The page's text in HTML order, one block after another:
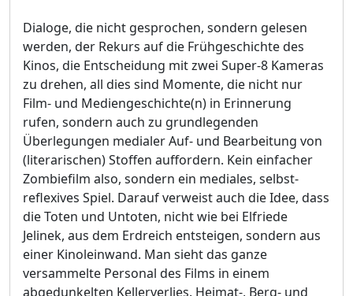
Dialoge, die nicht gesprochen, sondern gelesen
werden, der Rekurs auf die Frühgeschichte des
Kinos, die Entscheidung mit zwei Super-8 Kameras
zu drehen, all dies sind Momente, die nicht nur
Film- und Mediengeschichte(n) in Erinnerung
rufen, sondern auch zu grundlegenden
Überlegungen medialer Auf- und Bearbeitung von
(literarischen) Stoffen auffordern. Kein einfacher
Zombiefilm also, sondern ein mediales, selbst-
reflexives Spiel. Darauf verweist auch die Idee, dass
die Toten und Untoten, nicht wie bei Elfriede
Jelinek, aus dem Erdreich entsteigen, sondern aus
einer Kinoleinwand. Man sieht das ganze
versammelte Personal des Films in einem
abgedunkelten Kellerverlies. Heimat-, Berg- und